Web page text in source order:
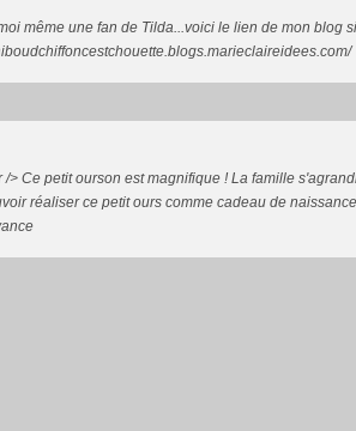
même une fan de Tilda...voici le lien de mon blog
/> Ce petit ourson est magnifique ! La famille
réaliser ce petit ours comme cadeau de